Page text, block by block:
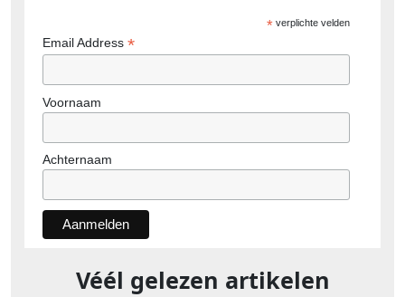
*verplichte velden
Email Address *
Voornaam
Achternaam
Véél gelezen artikelen